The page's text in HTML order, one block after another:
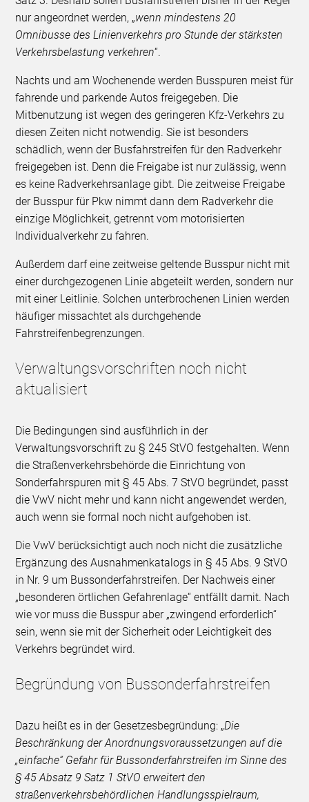
nur angeordnet werden, „wenn mindestens 20
Omnibusse des Linienverkehrs pro Stunde der stärksten
Verkehrsbelastung verkehren“.
Nachts und am Wochenende werden Busspuren meist für
fahrende und parkende Autos freigegeben. Die
Mitbenutzung ist wegen des geringeren Kfz-Verkehrs zu
diesen Zeiten nicht notwendig. Sie ist besonders
schädlich, wenn der Busfahrstreifen für den Radverkehr
freigegeben ist. Denn die Freigabe ist nur zulässig, wenn
es keine Radverkehrsanlage gibt. Die zeitweise Freigabe
der Busspur für Pkw nimmt dann dem Radverkehr die
einzige Möglichkeit, getrennt vom motorisierten
Individualverkehr zu fahren.
Außerdem darf eine zeitweise geltende Busspur nicht mit
einer durchgezogenen Linie abgeteilt werden, sondern nur
mit einer Leitlinie. Solchen unterbrochenen Linien werden
häufiger missachtet als durchgehende
Fahrstreifenbegrenzungen.
Verwaltungsvorschriften noch nicht
aktualisiert
Die Bedingungen sind ausführlich in der
Verwaltungsvorschrift zu § 245 StVO festgehalten. Wenn
die Straßenverkehrsbehörde die Einrichtung von
Sonderfahrspuren mit § 45 Abs. 7 StVO begründet, passt
die VwV nicht mehr und kann nicht angewendet werden,
auch wenn sie formal noch nicht aufgehoben ist.
Die VwV berücksichtigt auch noch nicht die zusätzliche
Ergänzung des Ausnahmenkatalogs in § 45 Abs. 9 StVO
in Nr. 9 um Bussonderfahrstreifen. Der Nachweis einer
„besonderen örtlichen Gefahrenlage“ entfällt damit. Nach
wie vor muss die Busspur aber „zwingend erforderlich“
sein, wenn sie mit der Sicherheit oder Leichtigkeit des
Verkehrs begründet wird.
Begründung von Bussonderfahrstreifen
Dazu heißt es in der Gesetzesbegründung: „Die
Beschränkung der Anordnungsvoraussetzungen auf die
„einfache“ Gefahr für Bussonderfahrstreifen im Sinne des
§ 45 Absatz 9 Satz 1 StVO erweitert den
straßenverkehrsbehördlichen Handlungsspielraum,